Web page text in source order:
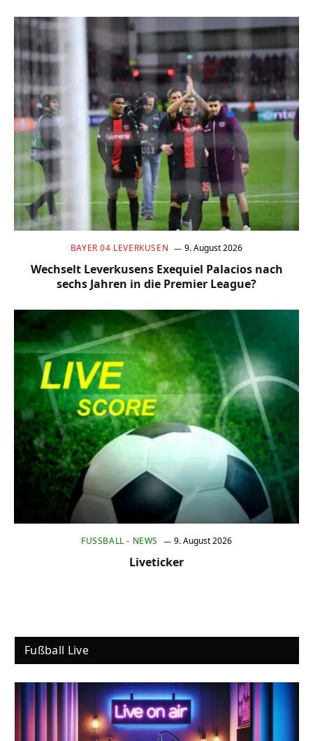
BAYER 04 LEVERKUSEN 9. August 2026
Wechselt Leverkusens Exequiel Palacios nach
sechs Jahren in die Premier League?
FUSSBALL - NEWS 9. August 2026
Liveticker
Fußball Live